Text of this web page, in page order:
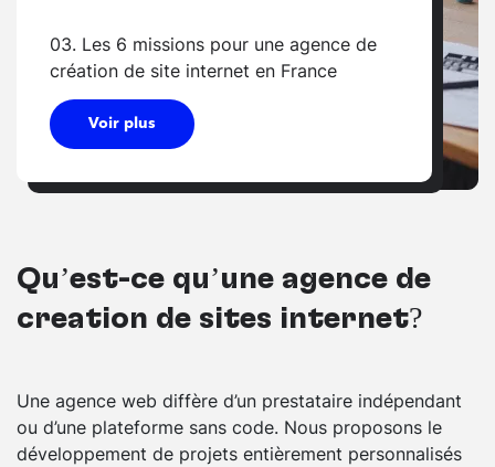
03. Les 6 missions pour une agence de
création de site internet en France
Voir plus
Qu’est-ce qu’une agence de
création de sites internet?
Une agence web diffère d’un prestataire indépendant
ou d’une plateforme sans code. Nous proposons le
développement de projets entièrement personnalisés